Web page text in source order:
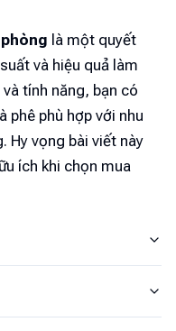
là một quyết
và hiệu quả làm
tính năng, bạn có
phê phù hợp với nhu
Hy vọng bài viết này
ích khi chọn mua